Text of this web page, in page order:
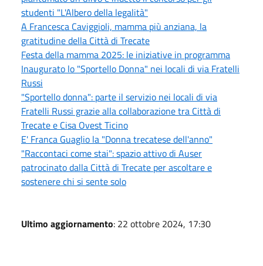
studenti "L'Albero della legalità"
A Francesca Caviggioli, mamma più anziana, la
gratitudine della Città di Trecate
Festa della mamma 2025: le iniziative in programma
Inaugurato lo "Sportello Donna" nei locali di via Fratelli
Russi
"Sportello donna": parte il servizio nei locali di via
Fratelli Russi grazie alla collaborazione tra Città di
Trecate e Cisa Ovest Ticino
E' Franca Guaglio la "Donna trecatese dell'anno"
"Raccontaci come stai": spazio attivo di Auser
patrocinato dalla Città di Trecate per ascoltare e
sostenere chi si sente solo
Ultimo aggiornamento: 22 ottobre 2024, 17:30